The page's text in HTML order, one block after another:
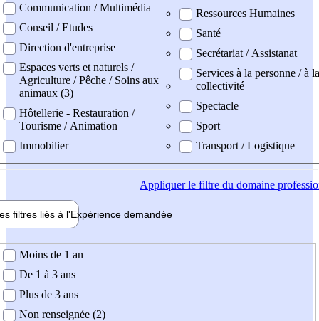
Communication / Multimédia
Conseil / Etudes
Direction d'entreprise
Espaces verts et naturels /
Agriculture / Pêche / Soins aux
animaux (3)
Hôtellerie - Restauration /
Tourisme / Animation
Immobilier
Ressources Humaines
Santé
Secrétariat / Assistanat
Services à la personne / à la
collectivité
Spectacle
Sport
Transport / Logistique
Appliquerle filtre du domaine
filtres liés à l'Expérience demandée
demandée
Moins de 1 an
De 1 à 3 ans
Plus de 3 ans
Non renseignée (2)